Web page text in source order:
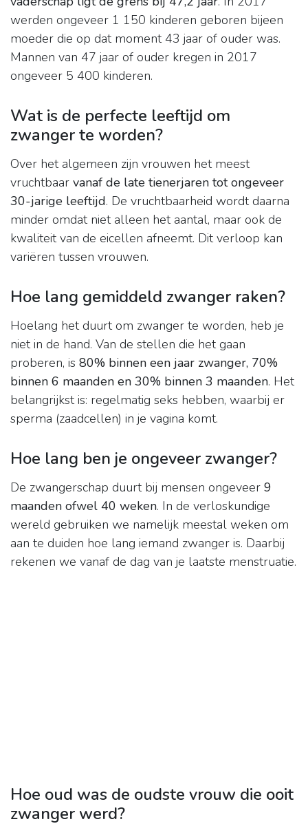
werden ongeveer 1 150 kinderen geboren bijeen
moeder die op dat moment 43 jaar of ouder was.
Mannen van 47 jaar of ouder kregen in 2017
ongeveer 5 400 kinderen.
Wat is de perfecte leeftijd om
zwanger te worden?
Over het algemeen zijn vrouwen het meest
vruchtbaar vanaf de late tienerjaren tot ongeveer
30-jarige leeftijd. De vruchtbaarheid wordt daarna
minder omdat niet alleen het aantal, maar ook de
kwaliteit van de eicellen afneemt. Dit verloop kan
variëren tussen vrouwen.
Hoe lang gemiddeld zwanger raken?
Hoelang het duurt om zwanger te worden, heb je
niet in de hand. Van de stellen die het gaan
proberen, is 80% binnen een jaar zwanger, 70%
binnen 6 maanden en 30% binnen 3 maanden. Het
belangrijkst is: regelmatig seks hebben, waarbij er
sperma (zaadcellen) in je vagina komt.
Hoe lang ben je ongeveer zwanger?
De zwangerschap duurt bij mensen ongeveer 9
maanden ofwel 40 weken. In de verloskundige
wereld gebruiken we namelijk meestal weken om
aan te duiden hoe lang iemand zwanger is. Daarbij
rekenen we vanaf de dag van je laatste menstruatie.
Hoe oud was de oudste vrouw die ooit
zwanger werd?